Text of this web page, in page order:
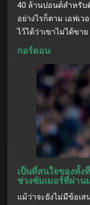
40 ล้านปอนด์สําหรับ
อย่างไรก็ตาม เอฟเ
ไว้ได้ว่าเขาไม่ได้ขาย
กอร์ดอน
เป็นที่สนใจของทั้ง
ช่วงซัมเมอร์ที่ผ่าน
แม้ว่าจะยังไม่มีข้อเส